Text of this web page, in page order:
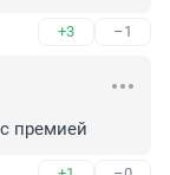
+3 –1
премией